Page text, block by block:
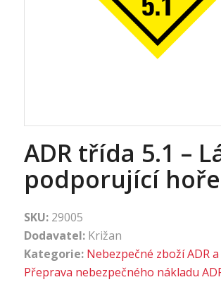
ADR třída 5.1 –
podporující
SKU: 29005
Dodavatel: Križan
Kategorie: Nebezpečné zboží ADR
Přeprava nebezpečného nákladu